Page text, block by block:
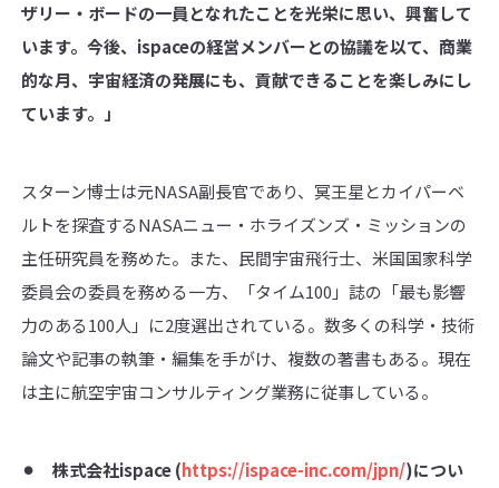
ザリー・ボードの一員となれたことを光栄に思い、興奮して
います。今後、ispaceの経営メンバーとの協議を以て、商業
的な月、宇宙経済の発展にも、貢献できることを楽しみにし
ています。」
スターン博士は元NASA副長官であり、冥王星とカイパーベ
ルトを探査するNASAニュー・ホライズンズ・ミッションの
主任研究員を務めた。また、民間宇宙飛行士、米国国家科学
委員会の委員を務める一方、「タイム100」誌の「最も影響
力のある100人」に2度選出されている。数多くの科学・技術
論文や記事の執筆・編集を手がけ、複数の著書もある。現在
は主に航空宇宙コンサルティング業務に従事している。
⚫︎ 株式会社ispace (https://ispace-inc.com/jpn/)につい